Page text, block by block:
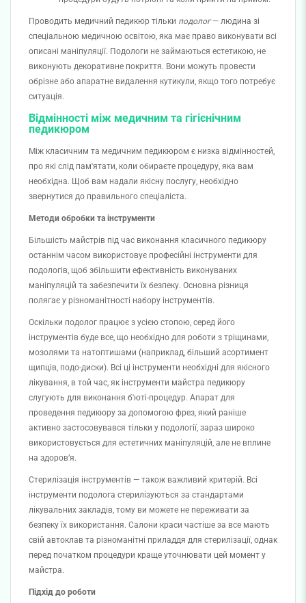
Проводить медичний педикюр тільки подолог— людина зі
спеціальною медичною освітою, яка має право виконувати всі
описані маніпуляції. Подологи не займаються естетикою, не
виконують декоративне покриття. Вони можуть провести
обрізне або апаратне видалення кутикули, якщо того потребує
ситуація.
Відмінності між медичним та гігієнічним
педикюром
Між класичним та медичним педикюром є низка відмінностей,
про які слід пам'ятати, коли обираєте процедуру, яка вам
необхідна. Щоб вам надали якісну послугу, необхідно
звернутися до правильного спеціаліста.
Методи обробки та інструменти
Більшість майстрів під час виконання класичного педикюру
останнім часом використовує професійні інструменти для
подологів, щоб збільшити ефективність виконуваних
маніпуляцій та забезпечити їх безпеку. Основна різниця
полягає у різноманітності набору інструментів.
Оскільки подолог працює з усією стопою, серед його
інструментів буде все, що необхідно для роботи з тріщинами,
мозолями та натоптишами (наприклад, більший асортимент
щипців, подо-диски). Всі ці інструменти необхідні для якісного
лікування, в той час, як інструменти майстра педикюру
слугують для виконання б'юті-процедур. Апарат для
проведення педикюру за допомогою фрез, який раніше
активно застосовувався тільки у подології, зараз широко
використовується для естетичних маніпуляцій, але не вплине
на здоров’я.
Стерилізація інструментів — також важливий критерій. Всі
інструменти подолога стерилізуються за стандартами
лікувальних закладів, тому ви можете не переживати за
безпеку їх використання. Салони краси частіше за все мають
свій автоклав та різноманітні приладдя для стерилізації, однак
перед початком процедури краще уточнювати цей момент у
майстра.
Підхід до роботи